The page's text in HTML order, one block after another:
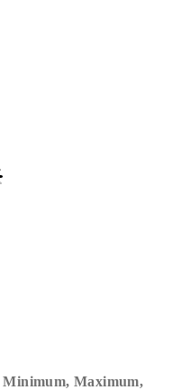
Maximum,